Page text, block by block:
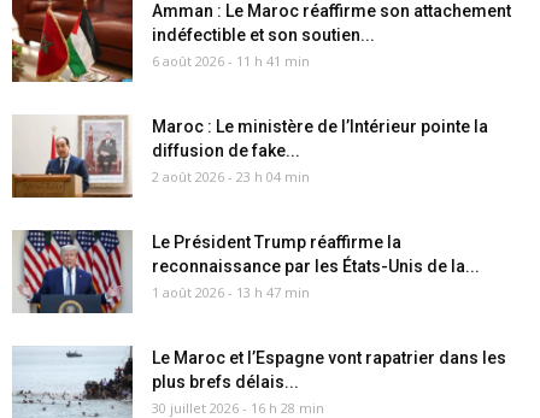
Amman : Le Maroc réaffirme son attachement
indéfectible et son soutien...
6 août 2026 - 11 h 41 min
Maroc : Le ministère de l’Intérieur pointe la
diffusion de fake...
2 août 2026 - 23 h 04 min
Le Président Trump réaffirme la
reconnaissance par les États-Unis de la...
1 août 2026 - 13 h 47 min
Le Maroc et l’Espagne vont rapatrier dans les
plus brefs délais...
30 juillet 2026 - 16 h 28 min